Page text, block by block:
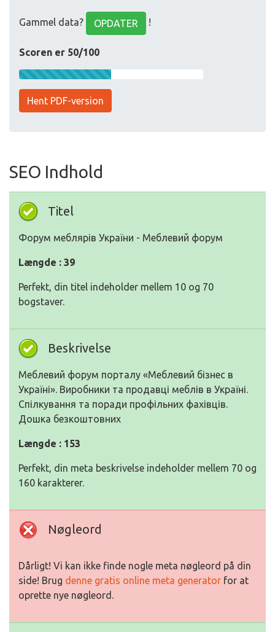
Gammel data? OPDATER !
Scoren er 50/100
Hent PDF-version
SEO Indhold
Titel
Форум меблярів України - Меблевий форум
Længde : 39
Perfekt, din titel indeholder mellem 10 og 70
bogstaver.
Beskrivelse
Меблевий форум порталу «Меблевий бізнес в
Україні». Виробники та продавці меблів в Україні.
Спілкування та поради профільних фахівців.
Дошка безкоштовних
Længde : 153
Perfekt, din meta beskrivelse indeholder mellem 70 og
160 karakterer.
Nøgleord
Dårligt! Vi kan ikke finde nogle meta nøgleord på din
side! Brug denne gratis online meta generator for at
oprette nye nøgleord.